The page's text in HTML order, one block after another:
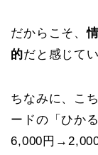
だからこそ、
的だと感じてい
ちなみに、こ
ードの「ひか
6,000円